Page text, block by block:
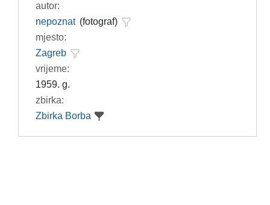
autor:
nepoznat (fotograf)
mjesto:
Zagreb
vrijeme:
1959. g.
zbirka:
Zbirka Borba